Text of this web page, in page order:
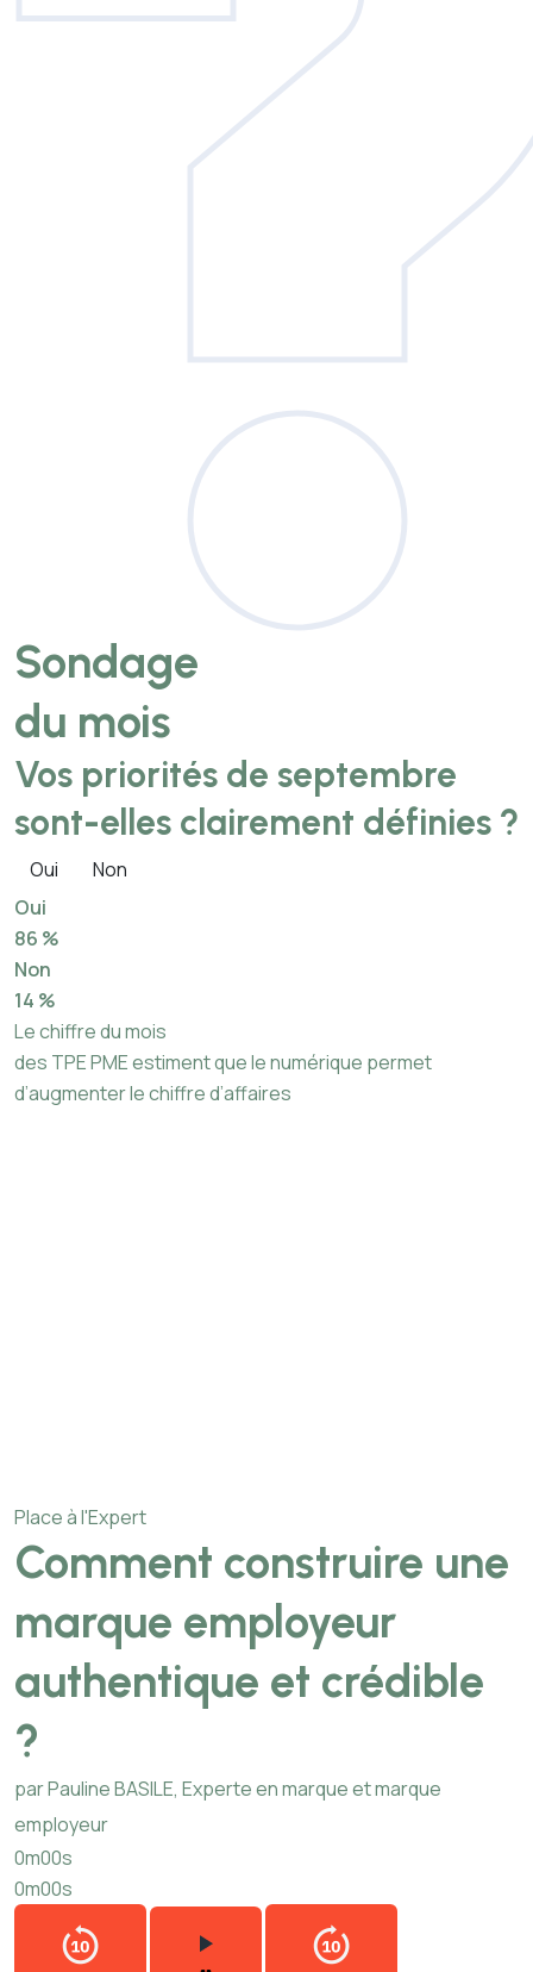
Sondage
du mois
Vos priorités de septembre
sont-elles clairement définies ?
Oui
Non
Oui
86 %
Non
14 %
Le chiffre du mois
des TPE PME estiment que le numérique permet
d’augmenter le chiffre d’affaires
Place à l'Expert
Comment construire une
marque employeur
authentique et crédible
?
par Pauline BASILE, Experte en marque et marque
employeur
0m00s
0m00s